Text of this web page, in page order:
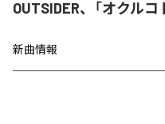
OUTSIDER、「オクル
新曲情報